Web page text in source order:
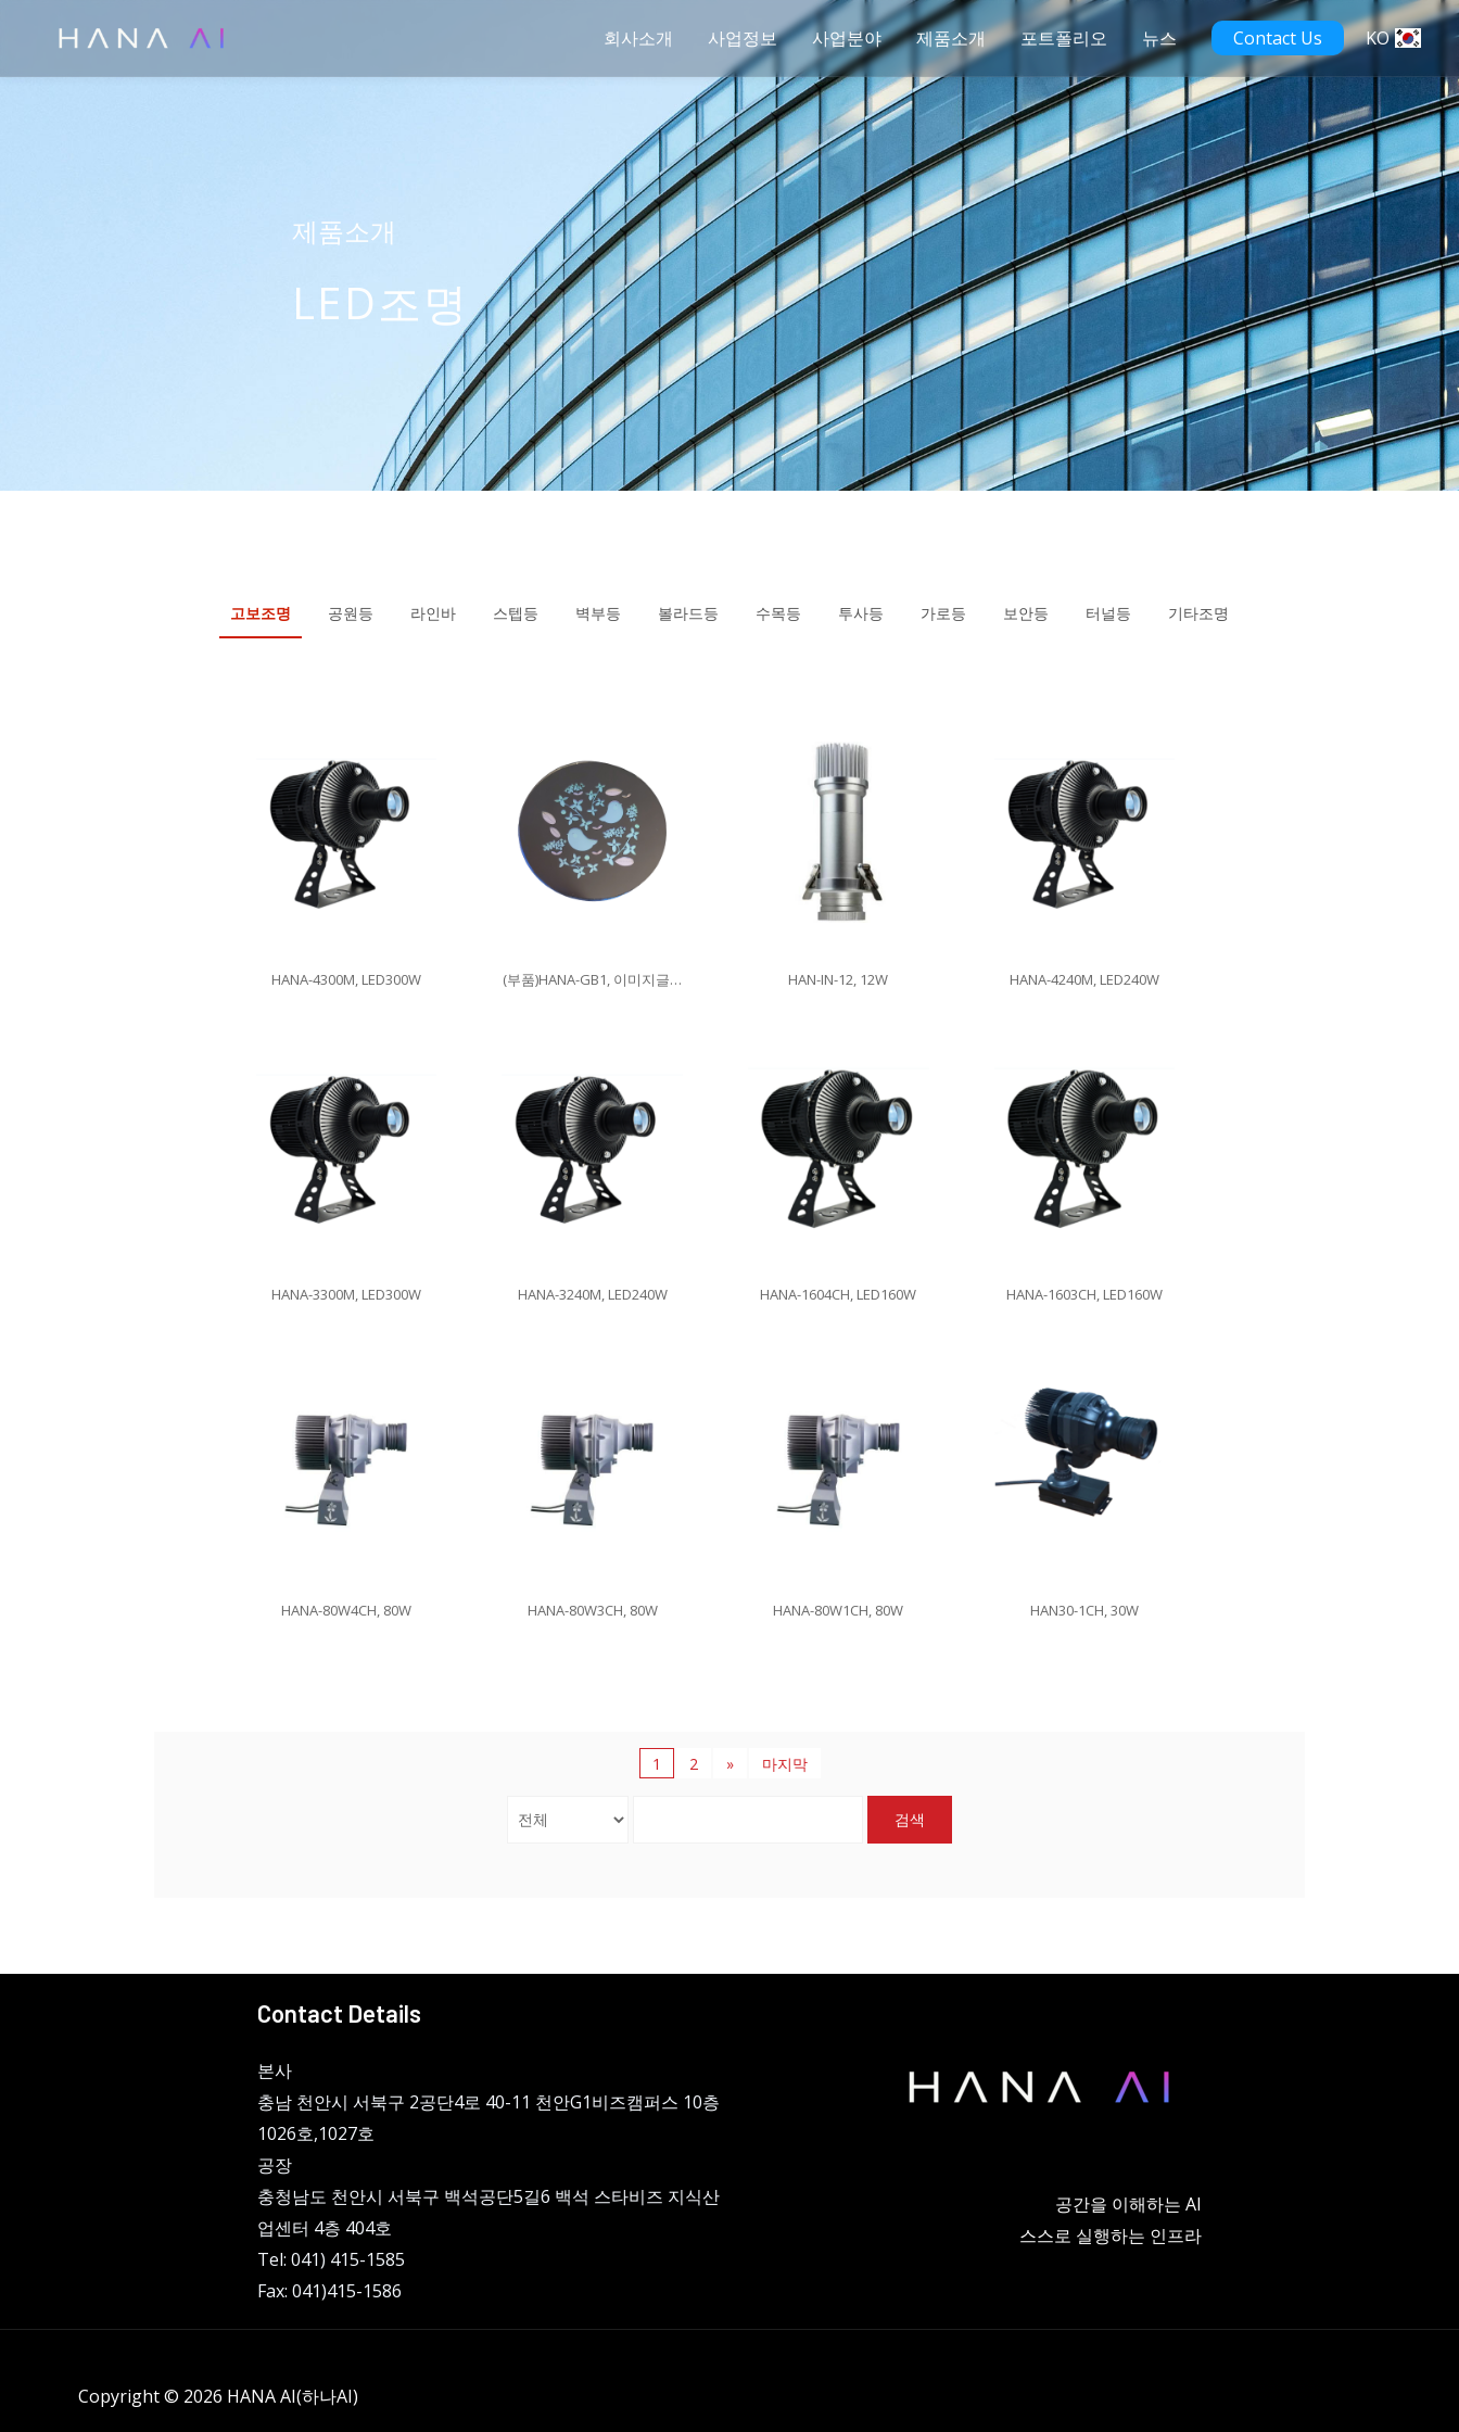
츠
회사소개 사업정보 사업분야 제품소개 포트폴리오 뉴스 Contact Us KO
제품소개
LED조명
고보조명 공원등 라인바 스텝등 벽부등 볼라드등 수목등 투사등 가로등 보안등 터널등 기타조명
HANA-4300M, LED300W (부품)HANA-GB1, 이미지글라스 HAN-IN-12, 12W HANA-4240M, LED240W
HANA-3300M, LED300W HANA-3240M, LED240W HANA-1604CH, LED160W HANA-1603CH, LED160W
HANA-80W4CH, 80W HANA-80W3CH, 80W HANA-80W1CH, 80W HAN30-1CH, 30W
1 2 » 마지막
검색
Contact Details
본사
충남 천안시 서북구 2공단4로 40-11 천안G1비즈캠퍼스 10층
1026호,1027호
공장
충청남도 천안시 서북구 백석공단5길6 백석 스타비즈 지식산
업센터 4층 404호
Tel: 041) 415-1585
Fax: 041)415-1586
공간을 이해하는 AI
스스로 실행하는 인프라
Copyright © 2026 HANA AI(하나AI)